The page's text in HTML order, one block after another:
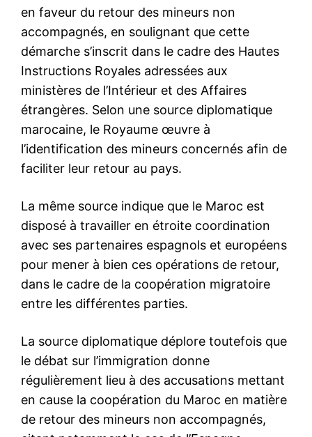
le1.ma
l'intelligence de
l'information
Insight Publications
À propos